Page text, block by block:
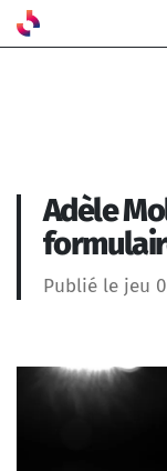
Aller au contenu
Adèle
Publié le jeu